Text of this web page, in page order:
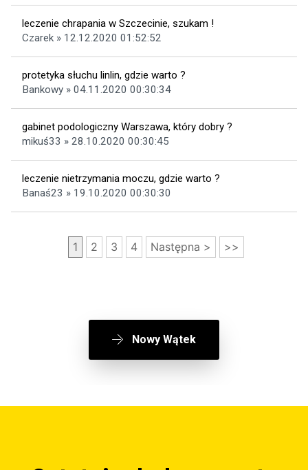
leczenie chrapania w Szczecinie, szukam !
Czarek » 12.12.2020 01:52:52
protetyka słuchu linlin, gdzie warto ?
Bankowy » 04.11.2020 00:30:34
gabinet podologiczny Warszawa, który dobry ?
mikuś33 » 28.10.2020 00:30:45
leczenie nietrzymania moczu, gdzie warto ?
Banaś23 » 19.10.2020 00:30:30
1 2 3 4 Następna > >>
Nowy Wątek